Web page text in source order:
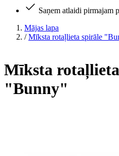
Saņem atlaidi pirmajam
Mājas lapa
/ Mīksta rotaļlieta spirāle
Mīksta
"Bunny"